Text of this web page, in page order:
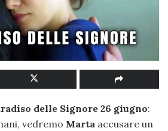
delle Signore 26 giugno:
vedremo Marta accusare un